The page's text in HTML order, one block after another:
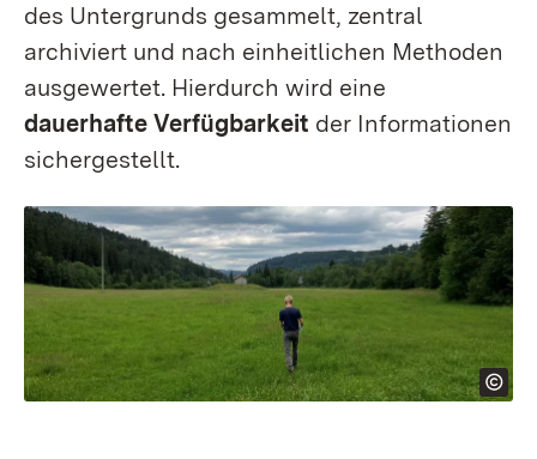
des Untergrunds gesammelt, zentral
archiviert und nach einheit­lichen Methoden
ausgewertet. Hierdurch wird eine
dauerhafte Verfüg­barkeit der Informationen
sichergestellt.